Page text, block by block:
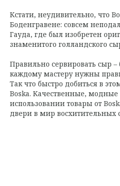
Кстати, неудивительно, что
Боденгравене: совсем
Гауда, где был изобретен
знаменитого голландского
Правильно сервировать сыр –
каждому мастеру нужны
Так что быстро добиться в
Boska. Качественные, модные
использовании товары от
двери в мир восхитительных